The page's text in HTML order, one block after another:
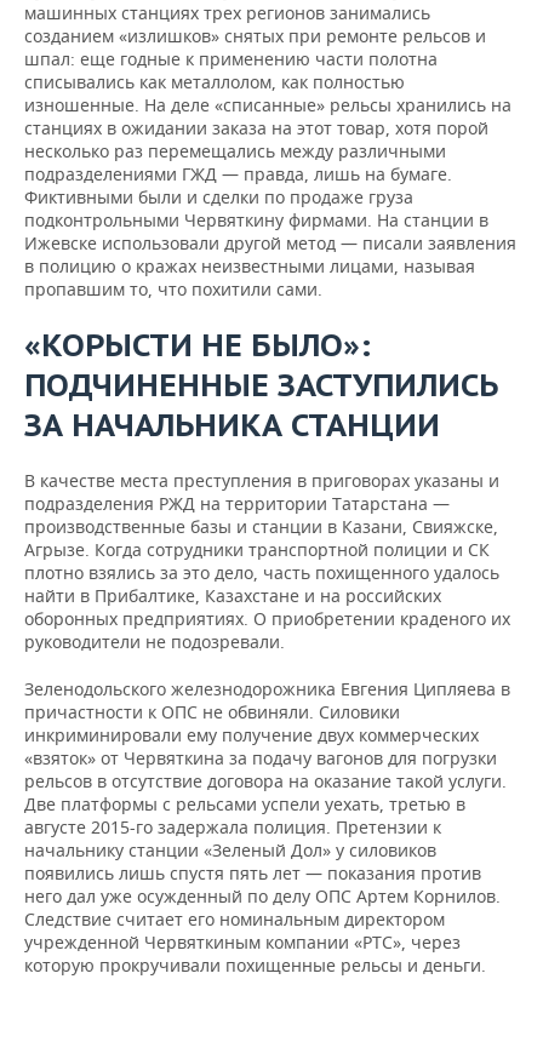
машинных станциях трех регионов занимались
созданием «излишков» снятых при ремонте рельсов и
шпал: еще годные к применению части полотна
списывались как металлолом, как полностью
изношенные. На деле «списанные» рельсы хранились на
станциях в ожидании заказа на этот товар, хотя порой
несколько раз перемещались между различными
подразделениями ГЖД — правда, лишь на бумаге.
Фиктивными были и сделки по продаже груза
подконтрольными Червяткину фирмами. На станции в
Ижевске использовали другой метод — писали заявления
в полицию о кражах неизвестными лицами, называя
пропавшим то, что похитили сами.
«КОРЫСТИ НЕ БЫЛО»:
ПОДЧИНЕННЫЕ ЗАСТУПИЛИСЬ
ЗА НАЧАЛЬНИКА СТАНЦИИ
В качестве места преступления в приговорах указаны и
подразделения РЖД на территории Татарстана —
производственные базы и станции в Казани, Свияжске,
Агрызе. Когда сотрудники транспортной полиции и СК
плотно взялись за это дело, часть похищенного удалось
найти в Прибалтике, Казахстане и на российских
оборонных предприятиях. О приобретении краденого их
руководители не подозревали.
Зеленодольского железнодорожника Евгения Ципляева в
причастности к ОПС не обвиняли. Силовики
инкриминировали ему получение двух коммерческих
«взяток» от Червяткина за подачу вагонов для погрузки
рельсов в отсутствие договора на оказание такой услуги.
Две платформы с рельсами успели уехать, третью в
августе 2015-го задержала полиция. Претензии к
начальнику станции «Зеленый Дол» у силовиков
появились лишь спустя пять лет — показания против
него дал уже осужденный по делу ОПС Артем Корнилов.
Следствие считает его номинальным директором
учрежденной Червяткиным компании «РТС», через
которую прокручивали похищенные рельсы и деньги.